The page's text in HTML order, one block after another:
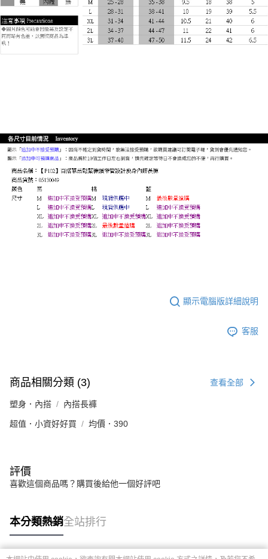
顯示電腦版詳細說明
客服
商品相關分類 (3) 查看全部
塑身．內搭 內搭長褲
超值．小資好好買 均價．390
評價
喜歡這個商品嗎？購買後給他一個好評吧
本分類熱銷全站排行